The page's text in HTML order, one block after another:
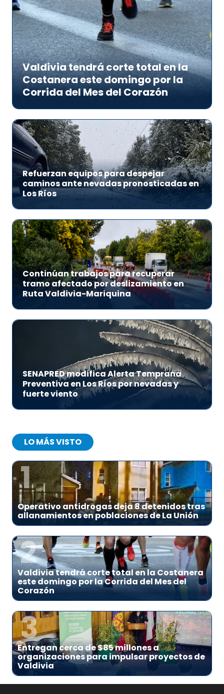
Valdivia tendrá corte total en la
Costanera este domingo por la
Corrida del Mes del Corazón
Refuerzan equipos para despejar
caminos ante nevadas pronosticadas en
Los Ríos
Continúan trabajos para recuperar
tramo afectado por deslizamiento en
Ruta Valdivia-Mariquina
SENAPRED modifica Alerta Temprana
Preventiva en Los Ríos por nevadas y
fuerte viento
LO MÁS VISTO
1
Operativo antidrogas deja 8 detenidos tras
allanamientos en poblaciones de La Unión
2
Valdivia tendrá corte total en la Costanera
este domingo por la Corrida del Mes del
Corazón
3
Entregan cerca de $85 millones a
organizaciones para impulsar proyectos de
Valdivia